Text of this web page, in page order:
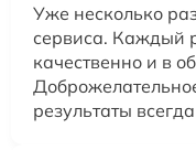
Уже несколько
сервиса. Каждый
качественно и в
результаты